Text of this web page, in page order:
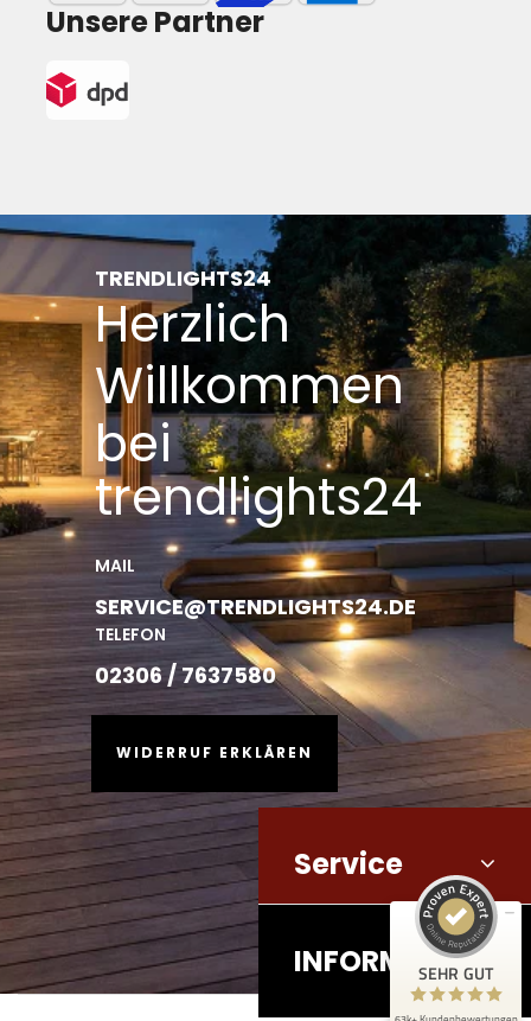
Unsere Partner
TRENDLIGHTS24
Herzlich
Willkommen
bei
trendlights24
MAIL
SERVICE@TRENDLIGHTS24.DE
TELEFON
02306 / 7637580
WIDERRUF ERKLÄREN
Service
INFORMATION
SEHR GUT
Kundenbewertungen und Erfahrungen zu
SEHR GUT 63k+
Bewertungen von 3
anderen Quellen